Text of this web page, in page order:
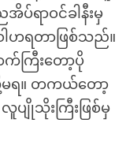
ာဝင်ခါနီးမှ
ါဟရတာဖြစ်သည်။
ကြီးတော့ပို
မရ။ တကယ်တော့
ျိုသိုးကြီးဖြစ်မှ